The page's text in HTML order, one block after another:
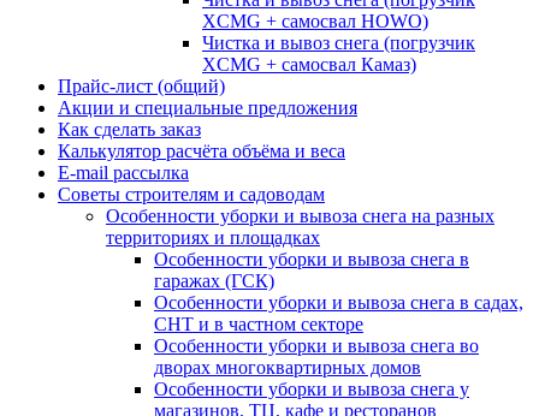
XCMG + самосвал HOWO)
Чистка и вывоз снега (погрузчик
XCMG + самосвал Камаз)
Прайс-лист (общий)
Акции и специальные предложения
Как сделать заказ
Калькулятор расчёта объёма и веса
E-mail рассылка
Советы строителям и садоводам
Особенности уборки и вывоза снега на разных
территориях и площадках
Особенности уборки и вывоза снега в
гаражах (ГСК)
Особенности уборки и вывоза снега в садах,
СНТ и в частном секторе
Особенности уборки и вывоза снега во
дворах многоквартирных домов
Особенности уборки и вывоза снега у
магазинов, ТЦ, кафе и ресторанов